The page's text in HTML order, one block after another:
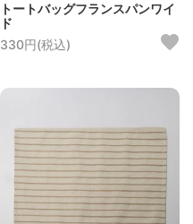
トートバッグフランスパンワイ
ド
330円(税込)